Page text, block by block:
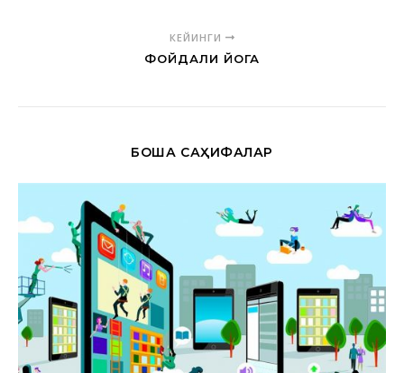
КЕЙИНГИ
ФОЙДАЛИ ЙОГА
БОШҚА САҲИФАЛАР